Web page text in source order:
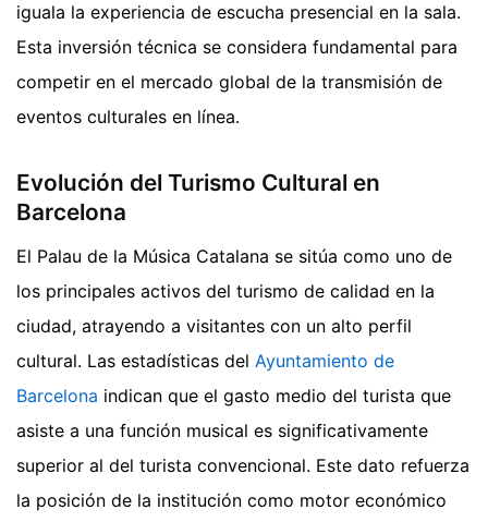
iguala la experiencia de escucha presencial en la sala.
Esta inversión técnica se considera fundamental para
competir en el mercado global de la transmisión de
eventos culturales en línea.
Evolución del Turismo Cultural en
Barcelona
El Palau de la Música Catalana se sitúa como uno de
los principales activos del turismo de calidad en la
ciudad, atrayendo a visitantes con un alto perfil
cultural. Las estadísticas del Ayuntamiento de
Barcelona indican que el gasto medio del turista que
asiste a una función musical es significativamente
superior al del turista convencional. Este dato refuerza
la posición de la institución como motor económico